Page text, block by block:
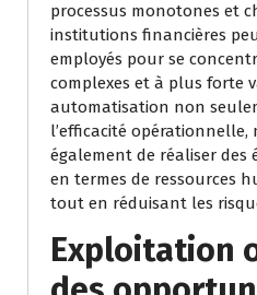
processus monotones et
institutions financières
employés pour se
complexes et à plus forte
automatisation non
l’efficacité opérationnelle,
également de réaliser des
en termes de ressources
tout en réduisant les
Exploitation